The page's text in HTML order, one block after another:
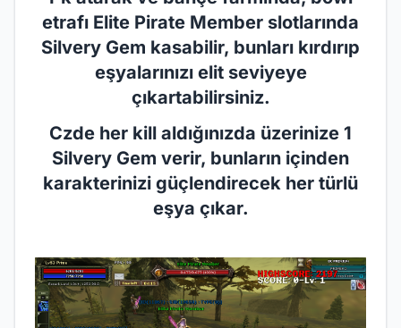
etrafı Elite Pirate Member slotlarında
Silvery Gem kasabilir, bunları kırdırıp
eşyalarınızı elit seviyeye
çıkartabilirsiniz.
Czde her kill aldığınızda üzerinize 1
Silvery Gem verir, bunların içinden
karakterinizi güçlendirecek her türlü
eşya çıkar.